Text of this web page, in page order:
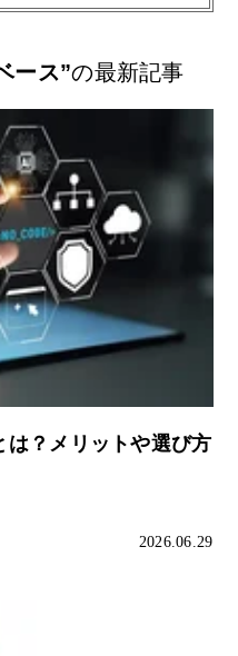
ース”の最新記事
は？メリットや選び方
2026.06.29